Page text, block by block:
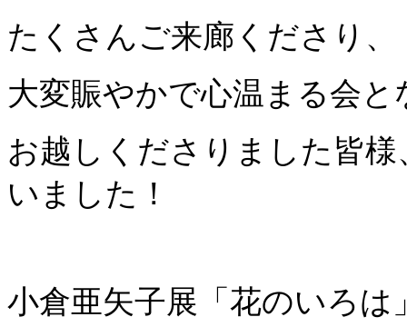
たくさんご来廊くださり、
大変賑やかで心温まる会
お越しくださりました皆
いました！
小倉亜矢子展「花のいろは